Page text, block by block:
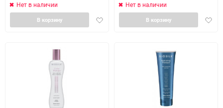
Нет в наличии
Добавить
В корзину
Нет в наличии
В корзину